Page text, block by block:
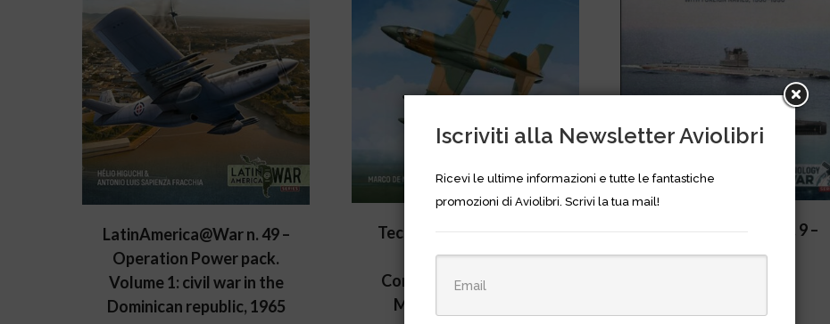
LatinAmerica@War n. 49 –
Operation Power pack.
Volume 1: civil war in the
Dominican republic, 1965
Technology@War n.14 –
The Bazzocchi
Connection. Aermacchi
MB.326 & MB.339 in
Technology@War n. 9 –
Whisket-Class
Iscriviti alla Newsletter Aviolibri
Ricevi le ultime informazioni e tutte le fantastiche
promozioni di Aviolibri. Scrivi la tua mail!